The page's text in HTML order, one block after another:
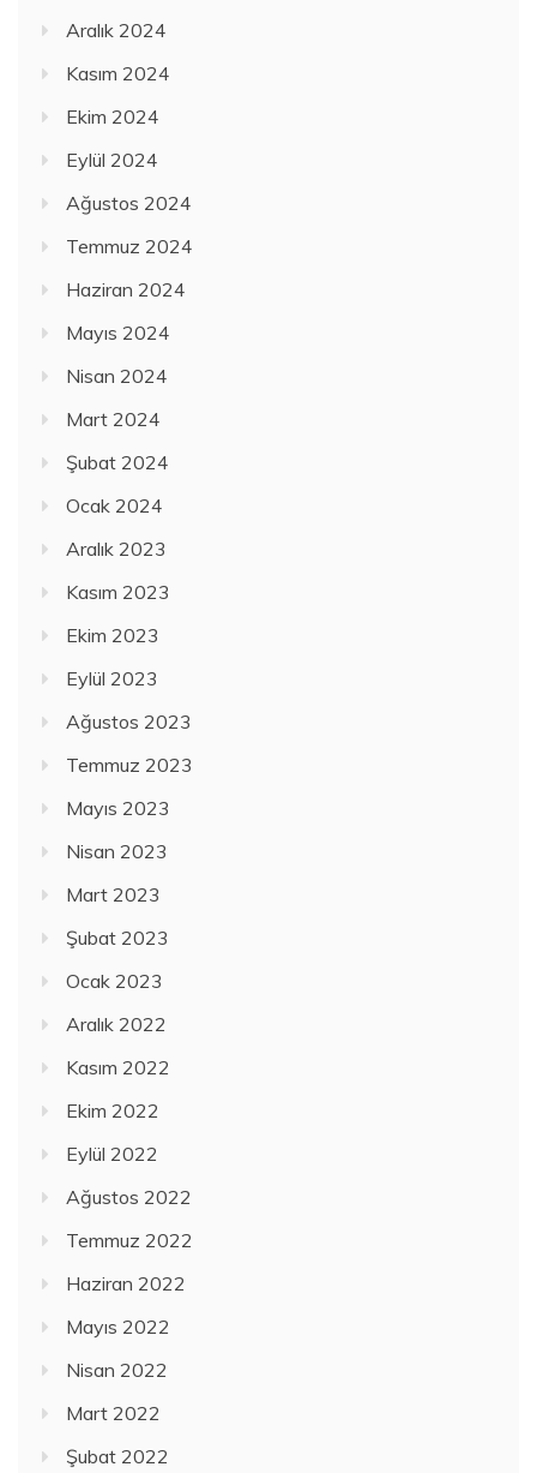
Aralık 2024
Kasım 2024
Ekim 2024
Eylül 2024
Ağustos 2024
Temmuz 2024
Haziran 2024
Mayıs 2024
Nisan 2024
Mart 2024
Şubat 2024
Ocak 2024
Aralık 2023
Kasım 2023
Ekim 2023
Eylül 2023
Ağustos 2023
Temmuz 2023
Mayıs 2023
Nisan 2023
Mart 2023
Şubat 2023
Ocak 2023
Aralık 2022
Kasım 2022
Ekim 2022
Eylül 2022
Ağustos 2022
Temmuz 2022
Haziran 2022
Mayıs 2022
Nisan 2022
Mart 2022
Şubat 2022